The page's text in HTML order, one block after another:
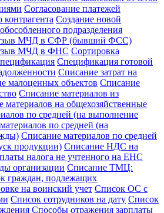
Согласование платежей
Создание новой
подразделения
МЧД в СФР (бывший ФСС)
МЧД в ФНС Сортировка
Спецификация готовой
Списание затрат на
малоценных объектов Списание
Списание материалов из
материалов на общехозяйственные
по средней (на выполнение
по средней (на
Списание материалов по средней
продукции) Списание НДС на
налога не учтенного на ЕНС
организации Списание ТМЦ:
граждан, подлежащих
на воинский учет Список ОС с
Список сотрудников на дату Список
Способы отражения зарплаты